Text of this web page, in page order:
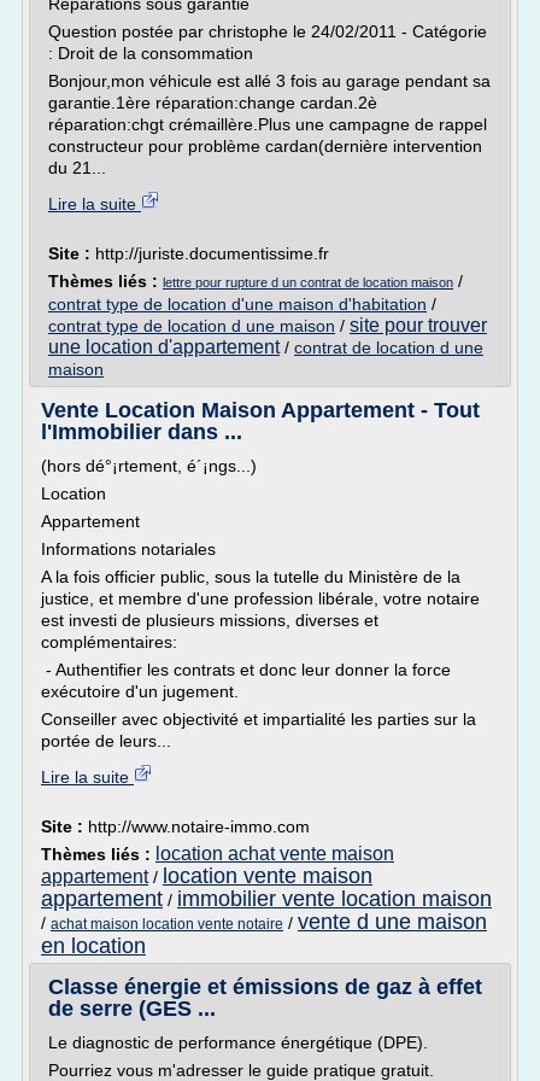
Question postée par christophe le 24/02/2011 - Catégorie
: Droit de la consommation
Bonjour,mon véhicule est allé 3 fois au garage pendant sa
garantie.1ère réparation:change cardan.2è
réparation:chgt crémaillère.Plus une campagne de rappel
constructeur pour problème cardan(dernière intervention
du 21...
Lire la suite
Site : http://juriste.documentissime.fr
Thèmes liés : lettre pour rupture d un contrat de location maison /
contrat type de location d'une maison d'habitation /
contrat type de location d une maison / site pour trouver
une location d'appartement/ contrat de location d une
maison
Vente Location Maison Appartement - Tout
l'Immobilier dans ...
(hors dé°¡rtement, é´¡ngs...)
Location
Appartement
Informations notariales
A la fois officier public, sous la tutelle du Ministère de la
justice, et membre d'une profession libérale, votre notaire
est investi de plusieurs missions, diverses et
complémentaires:
- Authentifier les contrats et donc leur donner la force
exécutoire d'un jugement.
Conseiller avec objectivité et impartialité les parties sur la
portée de leurs...
Lire la suite
Site : http://www.notaire-immo.com
Thèmes liés : location achat vente maison
appartement/ location vente maison
appartement / immobilier vente location maison
/ achat maison location vente notaire / vente d une maison
en location
Classe énergie et émissions de gaz à effet
de serre (GES ...
Le diagnostic de performance énergétique (DPE).
Pourriez vous m'adresser le guide pratique gratuit.